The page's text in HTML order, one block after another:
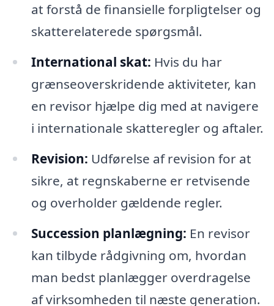
at forstå de finansielle forpligtelser og
skatterelaterede spørgsmål.
International skat: Hvis du har
grænseoverskridende aktiviteter, kan
en revisor hjælpe dig med at navigere
i internationale skatteregler og aftaler.
Revision: Udførelse af revision for at
sikre, at regnskaberne er retvisende
og overholder gældende regler.
Succession planlægning: En revisor
kan tilbyde rådgivning om, hvordan
man bedst planlægger overdragelse
af virksomheden til næste generation.